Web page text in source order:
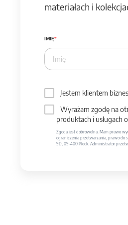
materiałach i
IMIĘ
Jestem klientem
Wyrażam zgodę na
produktach i usługach
Zgoda jest dobrowolna. Mam prawo
ograniczenia przetwarzania, prawo do
9D, 09-400 Płock. Administrator